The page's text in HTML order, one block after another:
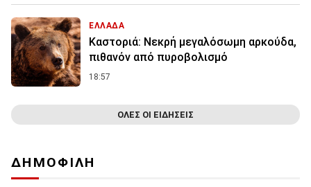
ΕΛΛΑΔΑ
Καστοριά: Νεκρή μεγαλόσωμη αρκούδα,
πιθανόν από πυροβολισμό
18:57
ΟΛΕΣ ΟΙ ΕΙΔΗΣΕΙΣ
ΔΗΜΟΦΙΛΗ